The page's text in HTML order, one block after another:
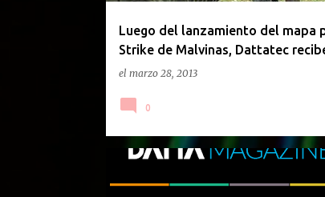
d
Luego del lanzamiento del mapa
Strike de Malvinas, Dattatec
cibernético desde el Reino Unido
el marzo 28, 2013
0